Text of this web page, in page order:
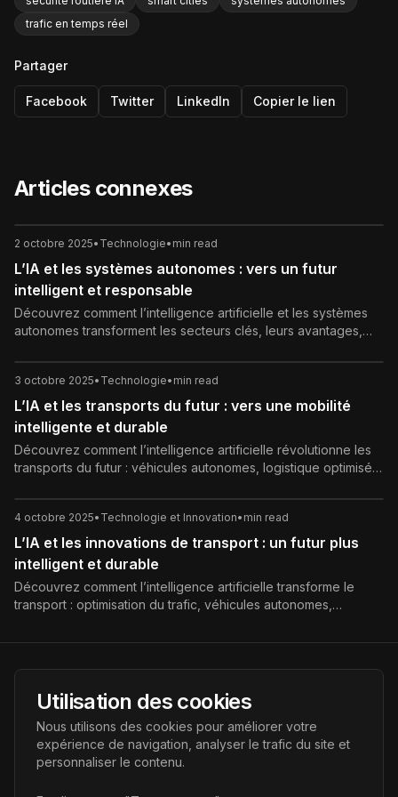
trafic en temps réel
Partager
Facebook Twitter LinkedIn Copier le lien
Articles connexes
2 octobre 2025• Technologie• min read
L’IA et les systèmes autonomes : vers un futur
intelligent et responsable
Découvrez comment l’intelligence artificielle et les systèmes
autonomes transforment les secteurs clés, leurs avantages,
3 octobre 2025• Technologie• min read
L’IA et les transports du futur : vers une mobilité
intelligente et durable
Découvrez comment l’intelligence artificielle révolutionne les
transports du futur : véhicules autonomes, logistique optimisée,
4 octobre 2025• Technologie et Innovation• min read
L’IA et les innovations de transport : un futur plus
intelligent et durable
Découvrez comment l’intelligence artificielle transforme le
transport : optimisation du trafic, véhicules autonomes,
AI Futur
Portail de l'avenir de l'intelligence artificielle, vous aidant à
découvrir les dernières technologies IA.
Liens
Utilisation des cookies
Nous utilisons des cookies pour améliorer votre
expérience de navigation, analyser le trafic du site et
personnaliser le contenu.